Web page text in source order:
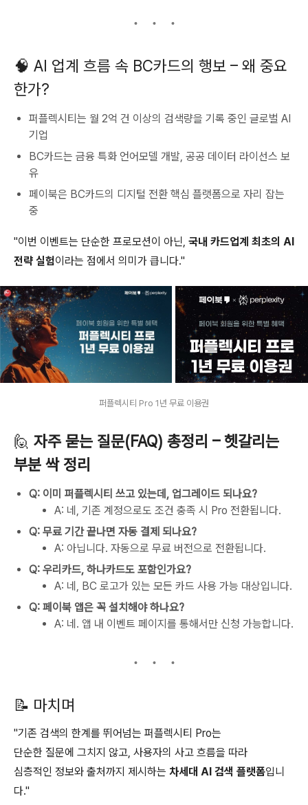
🧠 AI 업계 흐름 속 BC카드의 행보 – 왜 중요
한가?
퍼플렉시티는 월 2억 건 이상의 검색량을 기록 중인 글로벌 AI
기업
BC카드는 금융 특화 언어모델 개발, 공공 데이터 라이선스 보
유
페이북은 BC카드의 디지털 전환 핵심 플랫폼으로 자리 잡는
중
"이번 이벤트는 단순한 프로모션이 아닌, 국내 카드업계 최초의 AI
전략 실험이라는 점에서 의미가 큽니다."
퍼플렉시티 Pro 1년 무료 이용권
🙋 자주 묻는 질문(FAQ) 총정리 – 헷갈리는
부분 싹 정리
Q: 이미 퍼플렉시티 쓰고 있는데, 업그레이드 되나요?
A: 네, 기존 계정으로도 조건 충족 시 Pro 전환됩니다.
Q: 무료 기간 끝나면 자동 결제 되나요?
A: 아닙니다. 자동으로 무료 버전으로 전환됩니다.
Q: 우리카드, 하나카드도 포함인가요?
A: 네, BC 로고가 있는 모든 카드 사용 가능 대상입니다.
Q: 페이북 앱은 꼭 설치해야 하나요?
A: 네. 앱 내 이벤트 페이지를 통해서만 신청 가능합니다.
📝 마치며
"기존 검색의 한계를 뛰어넘는 퍼플렉시티 Pro는
단순한 질문에 그치지 않고, 사용자의 사고 흐름을 따라
심층적인 정보와 출처까지 제시하는 차세대 AI 검색 플랫폼입니
다."